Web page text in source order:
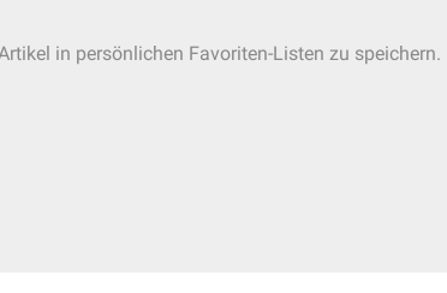
in persönlichen Favoriten-Listen zu speichern.